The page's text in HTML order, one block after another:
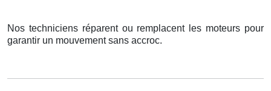
Nos techniciens réparent ou remplacent les moteurs pour
garantir un mouvement sans accroc.